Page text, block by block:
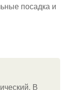
посадка и
В